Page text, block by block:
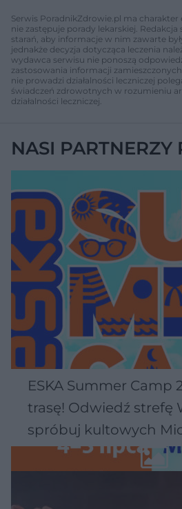
Serwis PoradnikZdrowie.pl ma
nie zastępuje porady lekarskiej. Redakcja
starań, aby informacje w nim zawarte
jednakże decyzja dotycząca leczenia
wydawca serwisu nie ponoszą
zastosowania informacji
nie prowadzi działalności leczniczej
świadczeń zdrowotnych w rozumieniu
działalności leczniczej.
NASI PARTNERZY
ESKA Summer Camp
trasę! Odwiedź strefę
spróbuj kultowych
Wawelu